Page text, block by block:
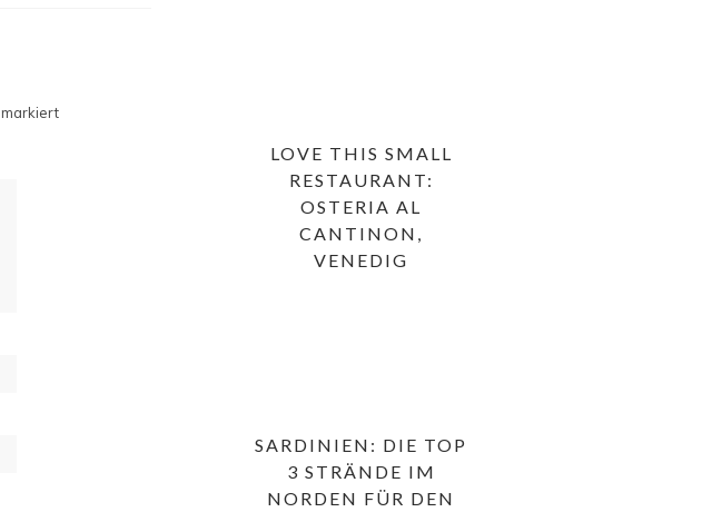
markiert
LOVE THIS SMALL
RESTAURANT:
OSTERIA AL
CANTINON,
VENEDIG
SARDINIEN: DIE TOP
3 STRÄNDE IM
NORDEN FÜR DEN